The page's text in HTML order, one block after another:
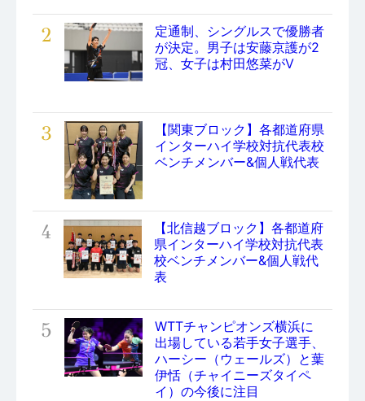
2
定通制、シングルスで優勝者
が決定。男子は安藤京護が2
冠、女子は村田悠菜がV
3
【関東ブロック】各都道府県
インターハイ学校対抗代表校
ベンチメンバー&個人戦代表
4
【北信越ブロック】各都道府
県インターハイ学校対抗代表
校ベンチメンバー&個人戦代
表
5
WTTチャンピオンズ横浜に
出場している若手女子選手、
ハーシー（ウェールズ）と葉
伊恬（チャイニーズタイペ
イ）の今後に注目